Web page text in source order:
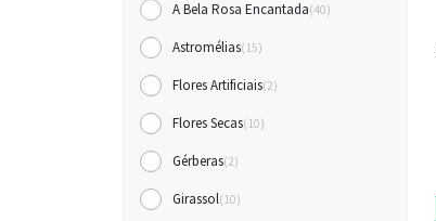
A Bela Rosa Encantada(40)
Astromélias(15)
Flores Artificiais(2)
Flores Secas(10)
Gérberas(2)
Girassol(10)